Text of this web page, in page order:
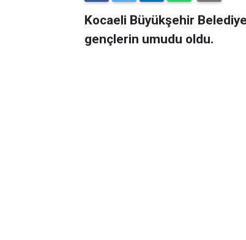
Kocaeli Büyükşehir
gençlerin umudu oldu.